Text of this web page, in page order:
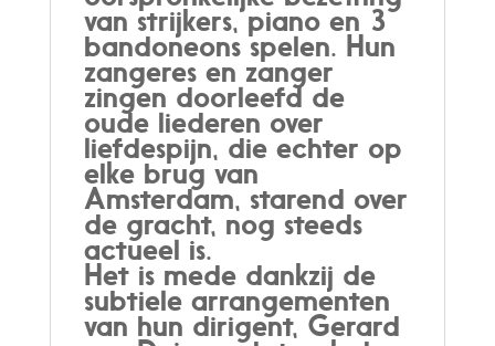
van strijkers, piano en 3
bandoneons spelen. Hun
zangeres en zanger
zingen doorleefd de
oude liederen over
liefdespijn, die echter op
elke brug van
Amsterdam, starend over
de gracht, nog steeds
actueel is.
Het is mede dankzij de
subtiele arrangementen
van hun dirigent, Gerard